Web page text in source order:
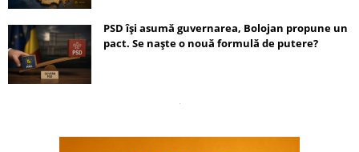
PSD își asumă guvernarea, Bolojan propune un
pact. Se naște o nouă formulă de putere?